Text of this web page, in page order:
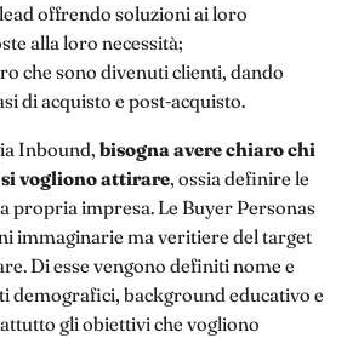
offrendo soluzioni ai loro
alla loro necessità;
che sono divenuti clienti, dando
di acquisto e post-acquisto.
Inbound, bisogna avere chiaro chi
si vogliono attirare, ossia definire le
propria impresa. Le Buyer Personas
immaginarie ma veritiere del target
Di esse vengono definiti nome e
demografici, background educativo e
gli obiettivi che vogliono